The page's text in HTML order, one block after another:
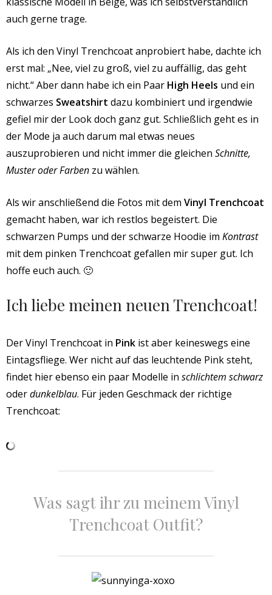
auch gerne trage.
Als ich den Vinyl Trenchcoat anprobiert habe, dachte ich
erst mal: „Nee, viel zu groß, viel zu auffällig, das geht
nicht.“ Aber dann habe ich ein Paar High Heels und ein
schwarzes Sweatshirt dazu kombiniert und irgendwie
gefiel mir der Look doch ganz gut. Schließlich geht es in
der Mode ja auch darum mal etwas neues
auszuprobieren und nicht immer die gleichen Schnitte,
Muster oder Farben zu wählen.
Als wir anschließend die Fotos mit dem Vinyl Trenchcoat
gemacht haben, war ich restlos begeistert. Die
schwarzen Pumps und der schwarze Hoodie im Kontrast
mit dem pinken Trenchcoat gefallen mir super gut. Ich
hoffe euch auch. 🙂
Ich liebe meinen neuen Trenchcoat!
Der Vinyl Trenchcoat in Pink ist aber keineswegs eine
Eintagsfliege. Wer nicht auf das leuchtende Pink steht,
findet hier ebenso ein paar Modelle in schlichtem schwarz
oderdunkelblau. Für jeden Geschmack der richtige
Trenchcoat:
Was sagt ihr zu meinem Vinyl
Trenchcoat Outfit?